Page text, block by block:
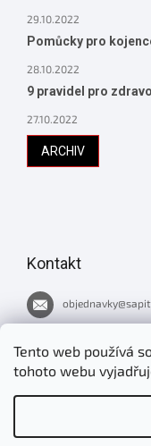
Tento web používá
tohoto webu
29.10.2022
Pomůcky pro
28.10.2022
9 pravidel pro
27.10.2022
ARCHIV
Kontakt
objednavky@
Novinky v Šapitu